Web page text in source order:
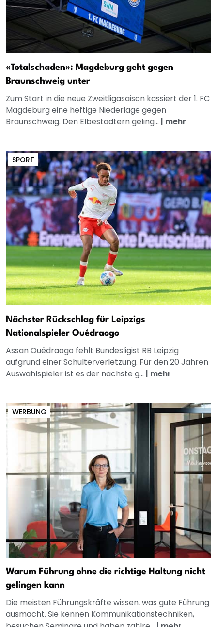
«Totalschaden»: Magdeburg geht gegen
Braunschweig unter
Zum Start in die neue Zweitligasaison kassiert der 1. FC
Magdeburg eine heftige Niederlage gegen
Braunschweig. Den Elbestädtern geling... | mehr
SPORT
Nächster Rückschlag für Leipzigs
Nationalspieler Ouédraogo
Assan Ouédraogo fehlt Bundesligist RB Leipzig
aufgrund einer Schulterverletzung. Für den 20 Jahren
Auswahlspieler ist es der nächste g... | mehr
WERBUNG
Warum Führung ohne die richtige Haltung nicht
gelingen kann
Die meisten Führungskräfte wissen, was gute Führung
ausmacht. Sie kennen Kommunikationstechniken,